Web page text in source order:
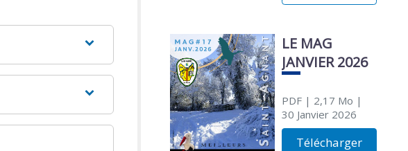
LE MAG
JANVIER 2026
PDF| 2,17 Mo |
30 Janvier 2026
Télécharger